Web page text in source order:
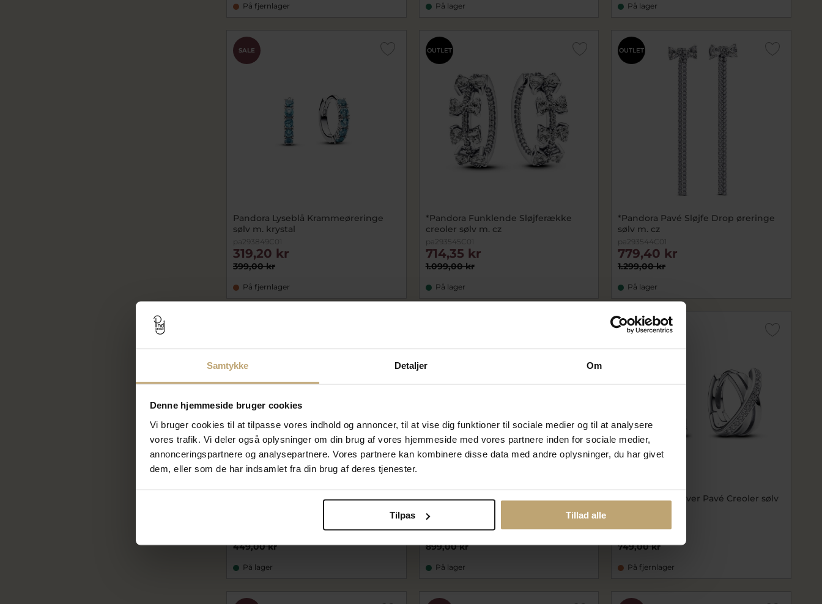
Samtykke Detaljer Om
Denne hjemmeside bruger cookies
Vi bruger cookies til at tilpasse vores indhold og annoncer, til at vise dig funktioner til sociale medier og til at analysere
vores trafik. Vi deler også oplysninger om din brug af vores hjemmeside med vores partnere inden for sociale medier,
annonceringspartnere og analysepartnere. Vores partnere kan kombinere disse data med andre oplysninger, du har givet
dem, eller som de har indsamlet fra din brug af deres tjenester.
Tilpas Tillad alle
På fjernlager På lager På lager
SALE
Pandora Lyseblå Krammeøreringe
sølv m. krystal
pa293849C01
399,00 kr
319,20 kr
På fjernlager
OUTLET
*Pandora Funklende Sløjferække
creoler sølv m. cz
pa293545C01
1.099,00 kr
714,35 kr
På lager
OUTLET
*Pandora Pavé Sløjfe Drop øreringe
sølv m. cz
pa293544C01
1.299,00 kr
779,40 kr
På lager
Pandora Asymmetriske Hjerter
449,00 kr
På lager
*Pandora Funklende Dråbeøreringe
pa293159C01
899,00 kr
629,30 kr
På lager
SALE
Pandora Crossover Pavé Creoler sølv
749,00 kr
599,20 kr
På fjernlager